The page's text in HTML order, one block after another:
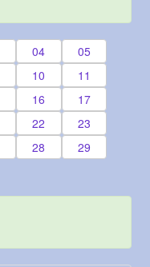
04
05
10
11
16
17
22
23
28 29